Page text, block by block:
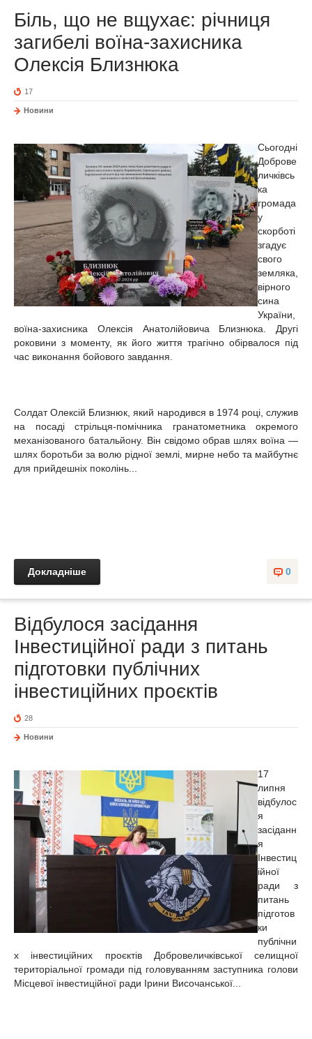
Біль, що не вщухає: річниця
загибелі воїна-захисника
Олексія Близнюка
17
Новини
Сьогодні
Доброве
личківсь
ка
громада
у
скорботі
згадує
свого
земляка,
вірного
сина
України,
воїна-захисника Олексія Анатолійовича Близнюка. Другі
роковини з моменту, як його життя трагічно обірвалося під
час виконання бойового завдання.
Солдат Олексій Близнюк, який народився в 1974 році, служив
на посаді стрільця-помічника гранатометника окремого
механізованого батальйону. Він свідомо обрав шлях воїна —
шлях боротьби за волю рідної землі, мирне небо та майбутнє
для прийдешніх поколінь...
0
Докладніше
Відбулося засідання
Інвестиційної ради з питань
підготовки публічних
інвестиційних проєктів
28
Новини
17
липня
відбулос
я
засіданн
я
Інвестиц
ійної
ради з
питань
підготов
ки
публічни
х інвестиційних проєктів Добровеличківської селищної
територіальної громади під головуванням заступника голови
Місцевої інвестиційної ради Ірини Височанської...